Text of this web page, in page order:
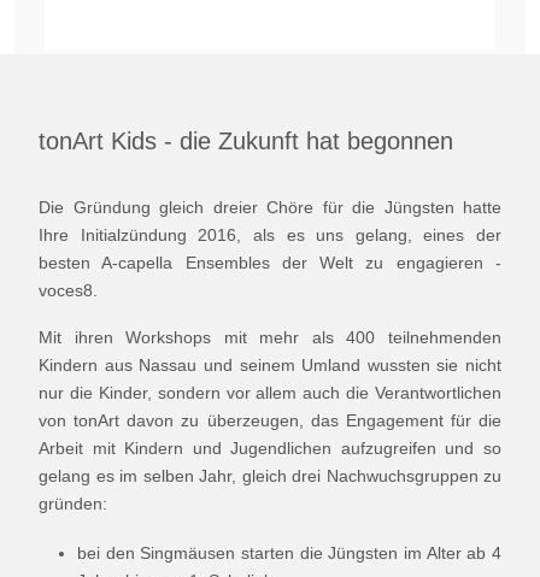
tonArt Kids - die Zukunft hat begonnen
Die Gründung gleich dreier Chöre für die Jüngsten hatte
Ihre Initialzündung 2016, als es uns gelang, eines der
besten A-capella Ensembles der Welt zu engagieren -
voces8.
Mit ihren Workshops mit mehr als 400 teilnehmenden
Kindern aus Nassau und seinem Umland wussten sie nicht
nur die Kinder, sondern vor allem auch die Verantwortlichen
von tonArt davon zu überzeugen, das Engagement für die
Arbeit mit Kindern und Jugendlichen aufzugreifen und so
gelang es im selben Jahr, gleich drei Nachwuchsgruppen zu
gründen:
bei den Singmäusen starten die Jüngsten im Alter ab 4